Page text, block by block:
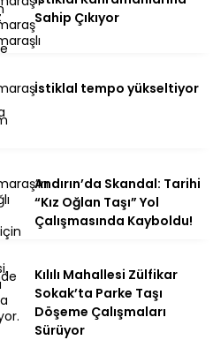
Sahip Çıkıyor
İstiklal tempo yükseltiyor
Andırın’da Skandal: Tarihi
“Kız Oğlan Taşı” Yol
Çalışmasında Kayboldu!
Kılılı Mahallesi Zülfikar
Sokak’ta Parke Taşı
Döşeme Çalışmaları
Sürüyor